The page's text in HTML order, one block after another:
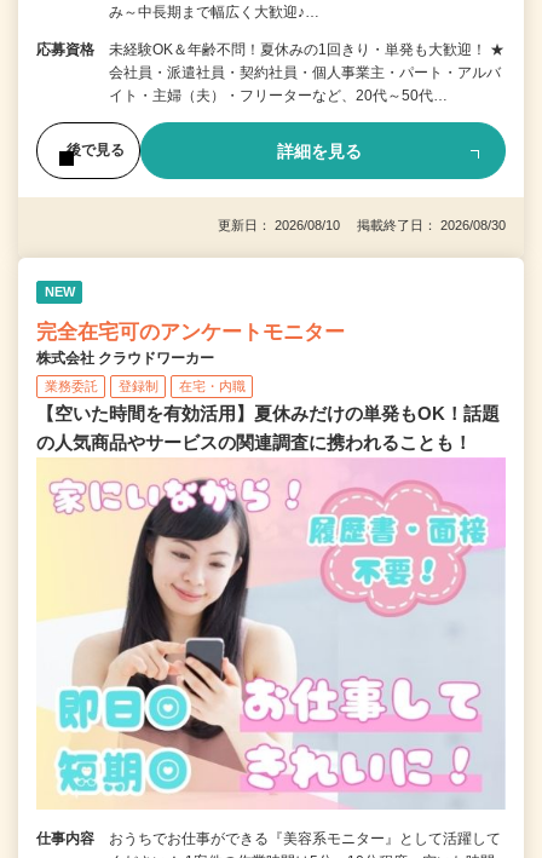
み～中長期まで幅広く大歓迎♪…
応募資格
未経験OK＆年齢不問！夏休みの1回きり・単発も大歓迎！ ★
会社員・派遣社員・契約社員・個人事業主・パート・アルバ
イト・主婦（夫）・フリーターなど、20代～50代…
後で見る 詳細を見る
更新日： 2026/08/10 掲載終了日： 2026/08/30
NEW
完全在宅可のアンケートモニター
株式会社 クラウドワーカー
業務委託 登録制 在宅・内職
【空いた時間を有効活用】夏休みだけの単発もOK！話題
の人気商品やサービスの関連調査に携われることも！
仕事内容
おうちでお仕事ができる『美容系モニター』として活躍して